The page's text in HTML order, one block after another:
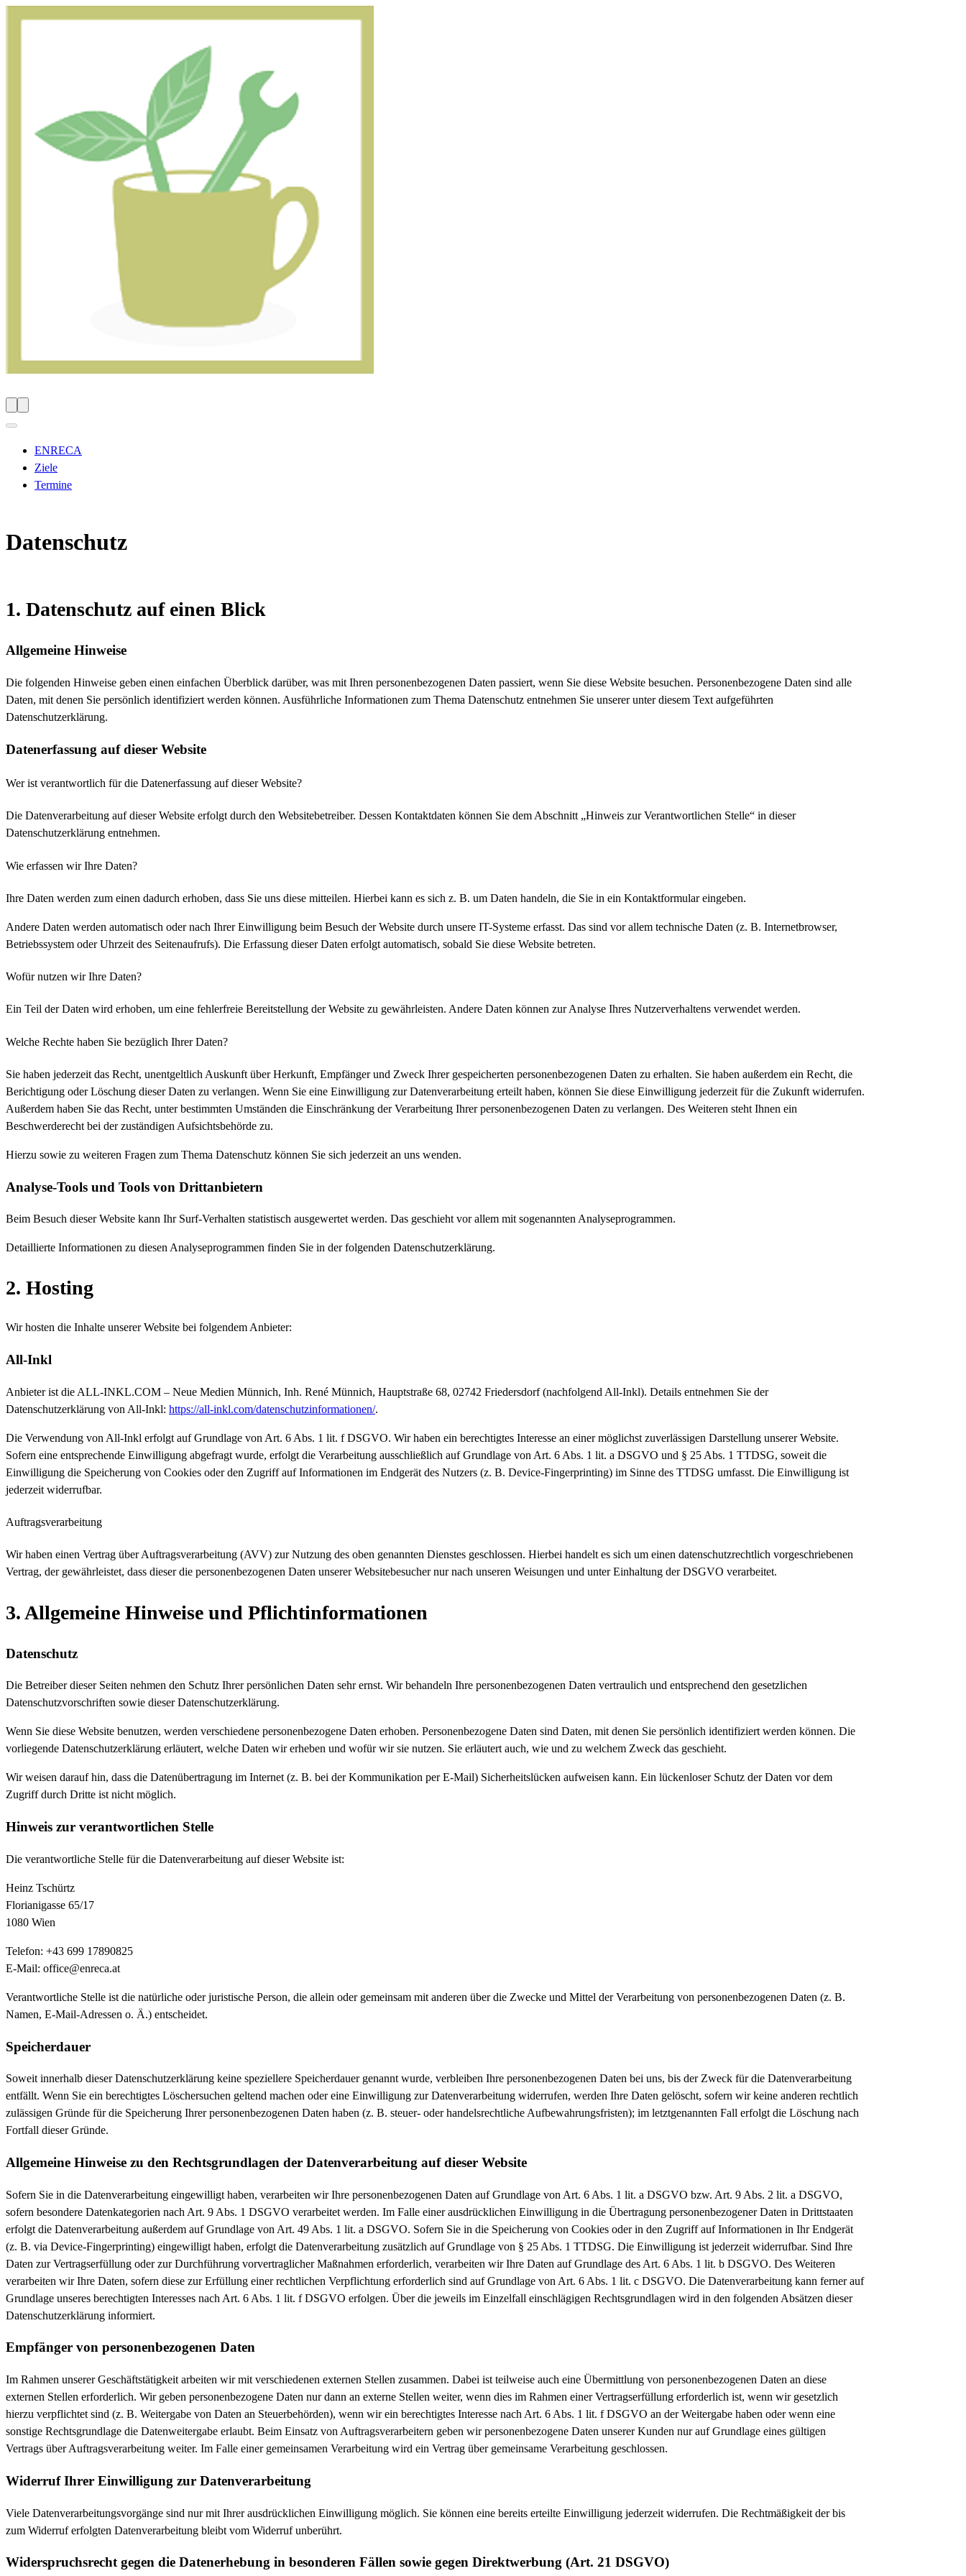
ENRECA
Ziele
Termine
Datenschutz
1. Datenschutz auf einen Blick
Allgemeine Hinweise
Die folgenden Hinweise geben einen einfachen Überblick darüber, was mit Ihren personenbezogenen Daten passiert, wenn Sie diese Website besuchen. Personenbezogene Daten sind alle
Daten, mit denen Sie persönlich identifiziert werden können. Ausführliche Informationen zum Thema Datenschutz entnehmen Sie unserer unter diesem Text aufgeführten
Datenschutzerklärung.
Datenerfassung auf dieser Website
Wer ist verantwortlich für die Datenerfassung auf dieser Website?
Die Datenverarbeitung auf dieser Website erfolgt durch den Websitebetreiber. Dessen Kontaktdaten können Sie dem Abschnitt „Hinweis zur Verantwortlichen Stelle“ in dieser
Datenschutzerklärung entnehmen.
Wie erfassen wir Ihre Daten?
Ihre Daten werden zum einen dadurch erhoben, dass Sie uns diese mitteilen. Hierbei kann es sich z. B. um Daten handeln, die Sie in ein Kontaktformular eingeben.
Andere Daten werden automatisch oder nach Ihrer Einwilligung beim Besuch der Website durch unsere IT-Systeme erfasst. Das sind vor allem technische Daten (z. B. Internetbrowser,
Betriebssystem oder Uhrzeit des Seitenaufrufs). Die Erfassung dieser Daten erfolgt automatisch, sobald Sie diese Website betreten.
Wofür nutzen wir Ihre Daten?
Ein Teil der Daten wird erhoben, um eine fehlerfreie Bereitstellung der Website zu gewährleisten. Andere Daten können zur Analyse Ihres Nutzerverhaltens verwendet werden.
Welche Rechte haben Sie bezüglich Ihrer Daten?
Sie haben jederzeit das Recht, unentgeltlich Auskunft über Herkunft, Empfänger und Zweck Ihrer gespeicherten personenbezogenen Daten zu erhalten. Sie haben außerdem ein Recht, die
Berichtigung oder Löschung dieser Daten zu verlangen. Wenn Sie eine Einwilligung zur Datenverarbeitung erteilt haben, können Sie diese Einwilligung jederzeit für die Zukunft widerrufen.
Außerdem haben Sie das Recht, unter bestimmten Umständen die Einschränkung der Verarbeitung Ihrer personenbezogenen Daten zu verlangen. Des Weiteren steht Ihnen ein
Beschwerderecht bei der zuständigen Aufsichtsbehörde zu.
Hierzu sowie zu weiteren Fragen zum Thema Datenschutz können Sie sich jederzeit an uns wenden.
Analyse-Tools und Tools von Dritt­anbietern
Beim Besuch dieser Website kann Ihr Surf-Verhalten statistisch ausgewertet werden. Das geschieht vor allem mit sogenannten Analyseprogrammen.
Detaillierte Informationen zu diesen Analyseprogrammen finden Sie in der folgenden Datenschutzerklärung.
2. Hosting
Wir hosten die Inhalte unserer Website bei folgendem Anbieter:
All-Inkl
Anbieter ist die ALL-INKL.COM – Neue Medien Münnich, Inh. René Münnich, Hauptstraße 68, 02742 Friedersdorf (nachfolgend All-Inkl). Details entnehmen Sie der
Datenschutzerklärung von All-Inkl: https://all-inkl.com/datenschutzinformationen/.
Die Verwendung von All-Inkl erfolgt auf Grundlage von Art. 6 Abs. 1 lit. f DSGVO. Wir haben ein berechtigtes Interesse an einer möglichst zuverlässigen Darstellung unserer Website.
Sofern eine entsprechende Einwilligung abgefragt wurde, erfolgt die Verarbeitung ausschließlich auf Grundlage von Art. 6 Abs. 1 lit. a DSGVO und § 25 Abs. 1 TTDSG, soweit die
Einwilligung die Speicherung von Cookies oder den Zugriff auf Informationen im Endgerät des Nutzers (z. B. Device-Fingerprinting) im Sinne des TTDSG umfasst. Die Einwilligung ist
jederzeit widerrufbar.
Auftragsverarbeitung
Wir haben einen Vertrag über Auftragsverarbeitung (AVV) zur Nutzung des oben genannten Dienstes geschlossen. Hierbei handelt es sich um einen datenschutzrechtlich vorgeschriebenen
Vertrag, der gewährleistet, dass dieser die personenbezogenen Daten unserer Websitebesucher nur nach unseren Weisungen und unter Einhaltung der DSGVO verarbeitet.
3. Allgemeine Hinweise und Pflicht­informationen
Datenschutz
Die Betreiber dieser Seiten nehmen den Schutz Ihrer persönlichen Daten sehr ernst. Wir behandeln Ihre personenbezogenen Daten vertraulich und entsprechend den gesetzlichen
Datenschutzvorschriften sowie dieser Datenschutzerklärung.
Wenn Sie diese Website benutzen, werden verschiedene personenbezogene Daten erhoben. Personenbezogene Daten sind Daten, mit denen Sie persönlich identifiziert werden können. Die
vorliegende Datenschutzerklärung erläutert, welche Daten wir erheben und wofür wir sie nutzen. Sie erläutert auch, wie und zu welchem Zweck das geschieht.
Wir weisen darauf hin, dass die Datenübertragung im Internet (z. B. bei der Kommunikation per E-Mail) Sicherheitslücken aufweisen kann. Ein lückenloser Schutz der Daten vor dem
Zugriff durch Dritte ist nicht möglich.
Hinweis zur verantwortlichen Stelle
Die verantwortliche Stelle für die Datenverarbeitung auf dieser Website ist:
Heinz Tschürtz
Florianigasse 65/17
1080 Wien
Telefon: +43 699 17890825
E-Mail: office@enreca.at
Verantwortliche Stelle ist die natürliche oder juristische Person, die allein oder gemeinsam mit anderen über die Zwecke und Mittel der Verarbeitung von personenbezogenen Daten (z. B.
Namen, E-Mail-Adressen o. Ä.) entscheidet.
Speicherdauer
Soweit innerhalb dieser Datenschutzerklärung keine speziellere Speicherdauer genannt wurde, verbleiben Ihre personenbezogenen Daten bei uns, bis der Zweck für die Datenverarbeitung
entfällt. Wenn Sie ein berechtigtes Löschersuchen geltend machen oder eine Einwilligung zur Datenverarbeitung widerrufen, werden Ihre Daten gelöscht, sofern wir keine anderen rechtlich
zulässigen Gründe für die Speicherung Ihrer personenbezogenen Daten haben (z. B. steuer- oder handelsrechtliche Aufbewahrungsfristen); im letztgenannten Fall erfolgt die Löschung nach
Fortfall dieser Gründe.
Allgemeine Hinweise zu den Rechtsgrundlagen der Datenverarbeitung auf dieser Website
Sofern Sie in die Datenverarbeitung eingewilligt haben, verarbeiten wir Ihre personenbezogenen Daten auf Grundlage von Art. 6 Abs. 1 lit. a DSGVO bzw. Art. 9 Abs. 2 lit. a DSGVO,
sofern besondere Datenkategorien nach Art. 9 Abs. 1 DSGVO verarbeitet werden. Im Falle einer ausdrücklichen Einwilligung in die Übertragung personenbezogener Daten in Drittstaaten
erfolgt die Datenverarbeitung außerdem auf Grundlage von Art. 49 Abs. 1 lit. a DSGVO. Sofern Sie in die Speicherung von Cookies oder in den Zugriff auf Informationen in Ihr Endgerät
(z. B. via Device-Fingerprinting) eingewilligt haben, erfolgt die Datenverarbeitung zusätzlich auf Grundlage von § 25 Abs. 1 TTDSG. Die Einwilligung ist jederzeit widerrufbar. Sind Ihre
Daten zur Vertragserfüllung oder zur Durchführung vorvertraglicher Maßnahmen erforderlich, verarbeiten wir Ihre Daten auf Grundlage des Art. 6 Abs. 1 lit. b DSGVO. Des Weiteren
verarbeiten wir Ihre Daten, sofern diese zur Erfüllung einer rechtlichen Verpflichtung erforderlich sind auf Grundlage von Art. 6 Abs. 1 lit. c DSGVO. Die Datenverarbeitung kann ferner auf
Grundlage unseres berechtigten Interesses nach Art. 6 Abs. 1 lit. f DSGVO erfolgen. Über die jeweils im Einzelfall einschlägigen Rechtsgrundlagen wird in den folgenden Absätzen dieser
Datenschutzerklärung informiert.
Empfänger von personenbezogenen Daten
Im Rahmen unserer Geschäftstätigkeit arbeiten wir mit verschiedenen externen Stellen zusammen. Dabei ist teilweise auch eine Übermittlung von personenbezogenen Daten an diese
externen Stellen erforderlich. Wir geben personenbezogene Daten nur dann an externe Stellen weiter, wenn dies im Rahmen einer Vertragserfüllung erforderlich ist, wenn wir gesetzlich
hierzu verpflichtet sind (z. B. Weitergabe von Daten an Steuerbehörden), wenn wir ein berechtigtes Interesse nach Art. 6 Abs. 1 lit. f DSGVO an der Weitergabe haben oder wenn eine
sonstige Rechtsgrundlage die Datenweitergabe erlaubt. Beim Einsatz von Auftragsverarbeitern geben wir personenbezogene Daten unserer Kunden nur auf Grundlage eines gültigen
Vertrags über Auftragsverarbeitung weiter. Im Falle einer gemeinsamen Verarbeitung wird ein Vertrag über gemeinsame Verarbeitung geschlossen.
Widerruf Ihrer Einwilligung zur Datenverarbeitung
Viele Datenverarbeitungsvorgänge sind nur mit Ihrer ausdrücklichen Einwilligung möglich. Sie können eine bereits erteilte Einwilligung jederzeit widerrufen. Die Rechtmäßigkeit der bis
zum Widerruf erfolgten Datenverarbeitung bleibt vom Widerruf unberührt.
Widerspruchsrecht gegen die Datenerhebung in besonderen Fällen sowie gegen Direktwerbung (Art. 21 DSGVO)